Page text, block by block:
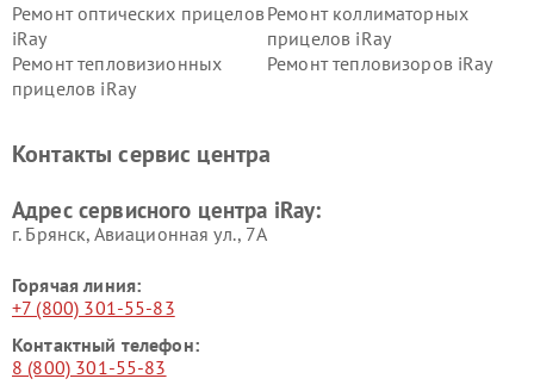
Ремонт оптических прицелов
iRay
Ремонт коллиматорных
прицелов iRay
Ремонт тепловизионных
прицелов iRay
Ремонт тепловизоров iRay
Контакты сервис центра
Адрес сервисного центра iRay:
г. Брянск, Авиационная ул., 7А
Горячая линия:
+7 (800) 301-55-83
Контактный телефон:
8 (800) 301-55-83